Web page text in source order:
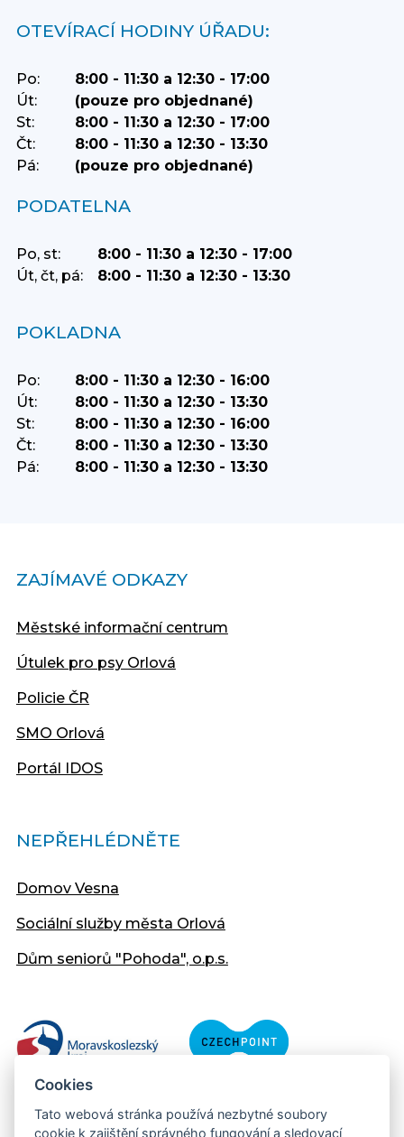
OTEVÍRACÍ HODINY ÚŘADU:
Po:
8:00 - 11:30 a 12:30 - 17:00
Út:
(pouze pro objednané)
St:
8:00 - 11:30 a 12:30 - 17:00
Čt:
8:00 - 11:30 a 12:30 - 13:30
Pá:
(pouze pro objednané)
PODATELNA
Po, st:
8:00 - 11:30 a 12:30 - 17:00
Út, čt, pá:
8:00 - 11:30 a 12:30 - 13:30
POKLADNA
Po:
8:00 - 11:30 a 12:30 - 16:00
Út:
8:00 - 11:30 a 12:30 - 13:30
St:
8:00 - 11:30 a 12:30 - 16:00
Čt:
8:00 - 11:30 a 12:30 - 13:30
Pá:
8:00 - 11:30 a 12:30 - 13:30
ZAJÍMAVÉ ODKAZY
Městské informační centrum
Útulek pro psy Orlová
Policie ČR
SMO Orlová
Portál IDOS
NEPŘEHLÉDNĚTE
Domov Vesna
Sociální služby města Orlová
Dům seniorů "Pohoda", o.p.s.
Cookies
Tato webová stránka používá nezbytné soubory
cookie k zajištění správného fungování a sledovací